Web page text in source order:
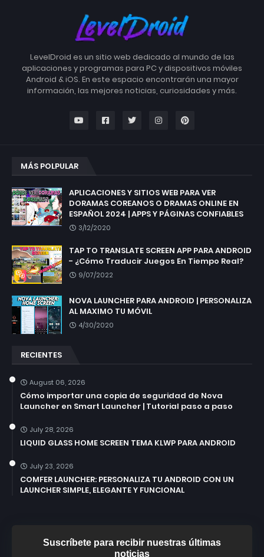
LevelDroid es un sitio web dedicado al mundo de las
aplicaciones y programas para PC y dispositivos móviles
Android & iOS. En este espacio encontrarán una mayor
información, las mejores noticias, curiosidades y más.
MÁS POLPULAR
APLICACIONES Y SITIOS WEB PARA VER
DORAMAS COREANOS O DRAMAS ONLINE EN
ESPAÑOL 2024 | APPS Y PÁGINAS CONFIABLES
3/12/2020
TAP TO TRANSLATE SCREEN APP PARA ANDROID
- ¿Cómo Traducir Juegos En Tiempo Real?
9/07/2022
NOVA LAUNCHER PARA ANDROID | PERSONALIZA
AL MAXIMO TU MÓVIL
4/30/2020
RECIENTES
August 06, 2026
Cómo importar una copia de seguridad de Nova
Launcher en Smart Launcher | Tutorial paso a paso
July 28, 2026
LIQUID GLASS HOME SCREEN TEMA KLWP PARA ANDROID
July 23, 2026
COMFER LAUNCHER: PERSONALIZA TU ANDROID CON UN
LAUNCHER SIMPLE, ELEGANTE Y FUNCIONAL
Suscríbete para recibir nuestras últimas
noticias